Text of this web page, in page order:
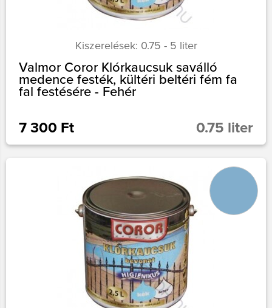
Kiszerelések: 0.75 - 5 liter
Valmor Coror Klórkaucsuk saválló
medence festék, kültéri beltéri fém fa
fal festésére - Fehér
7 300 Ft 0.75 liter